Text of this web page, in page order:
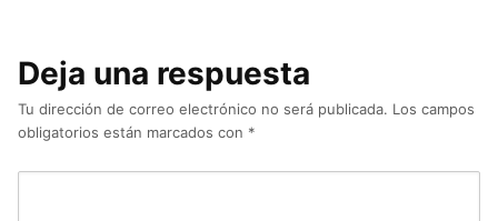
Deja una respuesta
Tu dirección de correo electrónico no será publicada. Los campos
obligatorios están marcados con *